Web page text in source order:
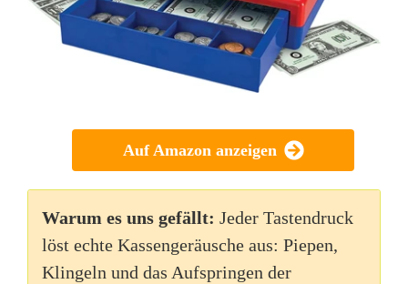
Auf Amazon anzeigen
Warum es uns gefällt: Jeder Tastendruck
löst echte Kassengeräusche aus: Piepen,
Klingeln und das Aufspringen der